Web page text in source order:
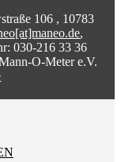
106 , 10783
,
030-216 33 36
O-Meter e.V.